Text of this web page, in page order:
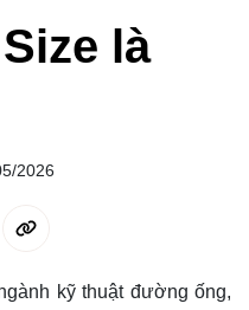
là
2026
kỹ thuật đường ống,